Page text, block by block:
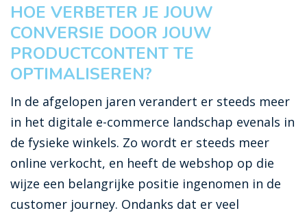
HOE VERBETER JE JOUW
CONVERSIE DOOR JOUW
PRODUCTCONTENT TE
OPTIMALISEREN?
In de afgelopen jaren verandert er steeds meer
in het digitale e-commerce landschap evenals in
de fysieke winkels. Zo wordt er steeds meer
online verkocht, en heeft de webshop op die
wijze een belangrijke positie ingenomen in de
customer journey. Ondanks dat er veel